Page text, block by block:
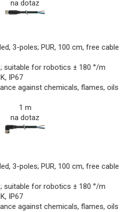
na dotaz
3-poles; PUR, 100 cm, free cable
suitable for robotics ± 180 °/m
IP67
against chemicals, flames, oils
1 m
na dotaz
3-poles; PUR, 100 cm, free cable
suitable for robotics ± 180 °/m
IP67
against chemicals, flames, oils